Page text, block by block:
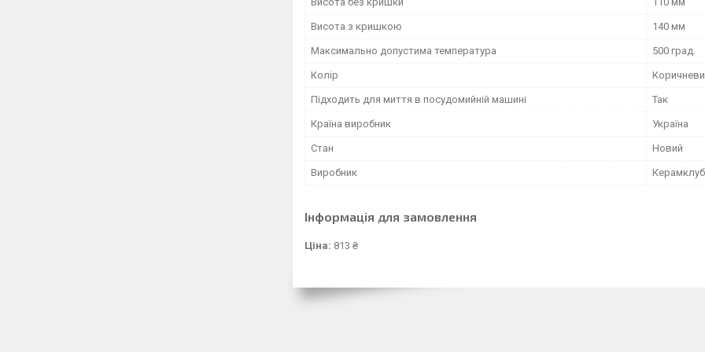
Висота з кришкою 140 мм
Максимально допустима температура 500 град.
Колір
Підходить для миття в посудомийній машині Так
Країна виробник Україна
Стан Новий
Виробник Керамклуб
Інформація для замовлення
Ціна: 813 ₴